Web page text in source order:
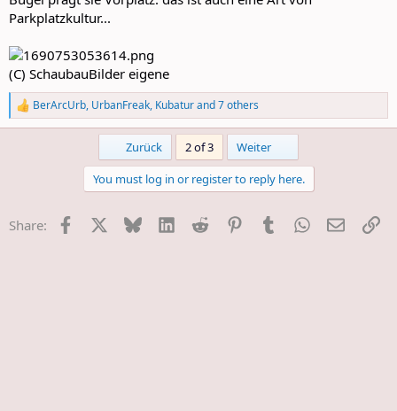
Parkplatzkultur...
(C) SchaubauBilder eigene
R
e
s
BerArcUrb, UrbanFreak, Kubaturand 7 others
Zurück 2 of 3 Weiter
You must log in or register to reply here.
Share: Facebook Bluesky LinkedInReddit PinterestTumblrWhatsApp
E-Mail